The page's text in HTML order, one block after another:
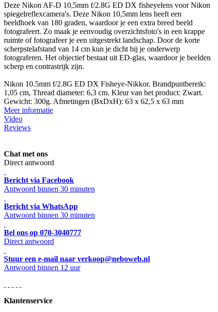
Deze Nikon AF-D 10,5mm f/2.8G ED DX fisheyelens voor Nikon
spiegelreflexcamera's. Deze Nikon 10,5mm lens heeft een
beeldhoek van 180 graden, waardoor je een extra breed beeld
fotografeert. Zo maak je eenvoudig overzichtsfoto's in een krappe
ruimte of fotografeer je een uitgestrekt landschap. Door de korte
scherpstelafstand van 14 cm kun je dicht bij je onderwerp
fotograferen. Het objectief bestaat uit ED-glas, waardoor je beelden
scherp en contrastrijk zijn.
Nikon 10.5mm f/2.8G ED DX Fisheye-Nikkor. Brandpuntbereik:
1,05 cm, Thread diameter: 6,3 cm. Kleur van het product: Zwart.
Gewicht: 300g. Afmetingen (BxDxH): 63 x 62,5 x 63 mm
Meer informatie
Video
Reviews
Chat met ons
Direct antwoord
Bericht via Facebook
Antwoord binnen 30 minuten
Bericht via WhatsApp
Antwoord binnen 30 minuten
Bel ons op 070-3040777
Direct antwoord
Stuur een e-mail naar verkoop@neboweb.nl
Antwoord binnen 12 uur
Klantenservice